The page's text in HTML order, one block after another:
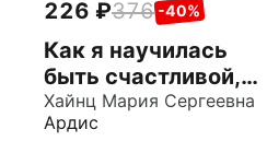
226 376 -40%
Как я научилась
быть счастливой,
или 17
экспериментов,
Хайнц Мария Сергеевна
Ардис